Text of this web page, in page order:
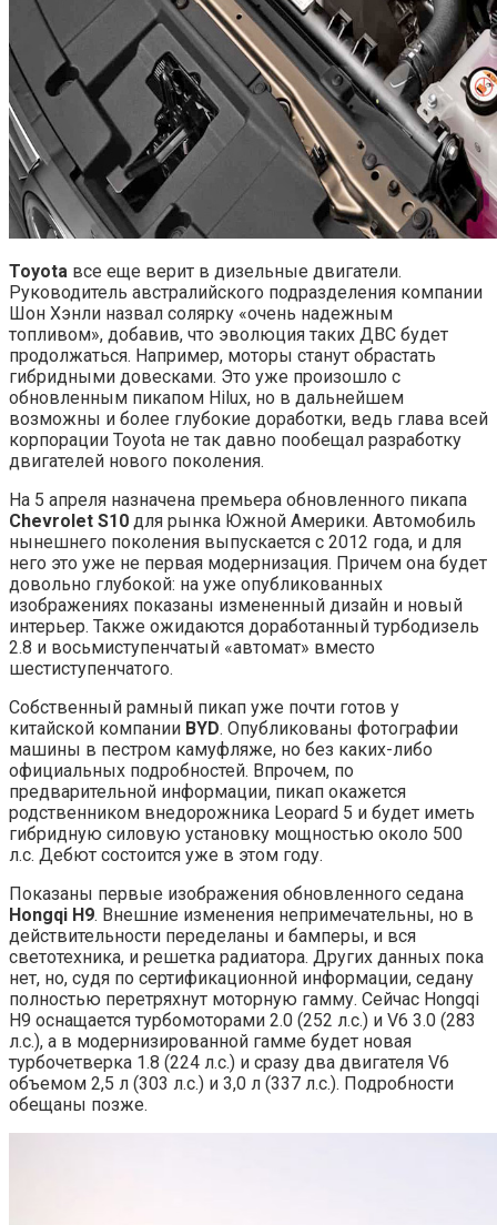
Toyota все еще верит в дизельные двигатели.
Руководитель австралийского подразделения компании
Шон Хэнли назвал солярку «очень надежным
топливом», добавив, что эволюция таких ДВС будет
продолжаться. Например, моторы станут обрастать
гибридными довесками. Это уже произошло с
обновленным пикапом Hilux, но в дальнейшем
возможны и более глубокие доработки, ведь глава всей
корпорации Toyota не так давно пообещал разработку
двигателей нового поколения.
На 5 апреля назначена премьера обновленного пикапа
Chevrolet S10 для рынка Южной Америки. Автомобиль
нынешнего поколения выпускается с 2012 года, и для
него это уже не первая модернизация. Причем она будет
довольно глубокой: на уже опубликованных
изображениях показаны измененный дизайн и новый
интерьер. Также ожидаются доработанный турбодизель
2.8 и восьмиступенчатый «автомат» вместо
шестиступенчатого.
Собственный рамный пикап уже почти готов у
китайской компании BYD. Опубликованы фотографии
машины в пестром камуфляже, но без каких-либо
официальных подробностей. Впрочем, по
предварительной информации, пикап окажется
родственником внедорожника Leopard 5 и будет иметь
гибридную силовую установку мощностью около 500
л.с. Дебют состоится уже в этом году.
Показаны первые изображения обновленного седана
Hongqi H9. Внешние изменения непримечательны, но в
действительности переделаны и бамперы, и вся
светотехника, и решетка радиатора. Других данных пока
нет, но, судя по сертификационной информации, седану
полностью перетряхнут моторную гамму. Сейчас Hongqi
H9 оснащается турбомоторами 2.0 (252 л.с.) и V6 3.0 (283
л.с.), а в модернизированной гамме будет новая
турбочетверка 1.8 (224 л.с.) и сразу два двигателя V6
объемом 2,5 л (303 л.с.) и 3,0 л (337 л.с.). Подробности
обещаны позже.